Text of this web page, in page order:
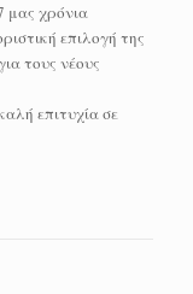
μας χρόνια
επιλογή της
τους νέους
επιτυχία σε